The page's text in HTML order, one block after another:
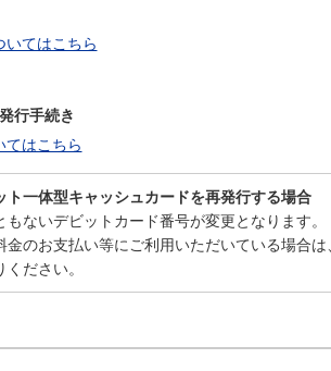
いてはこちら
行手続き
てはこちら
ト一体型キャッシュカードを再発行する場合
もないデビットカード番号が変更となります。
金のお支払い等にご利用いただいている場合
ださい。